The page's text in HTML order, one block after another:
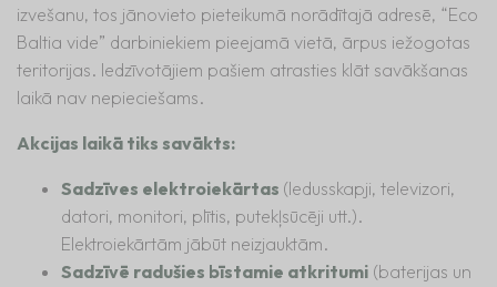
izvešanu, tos jānovieto pieteikumā norādītajā adresē, “Eco
Baltia vide” darbiniekiem pieejamā vietā, ārpus iežogotas
teritorijas. Iedzīvotājiem pašiem atrasties klāt savākšanas
laikā nav nepieciešams.
Akcijas laikā tiks savākts:
Sadzīves elektroiekārtas (ledusskapji, televizori,
datori, monitori, plītis, putekļsūcēji utt.).
Elektroiekārtām jābūt neizjauktām.
Sadzīvē radušies bīstamie atkritumi (baterijas un